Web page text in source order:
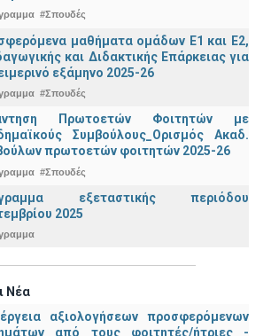
#Σπουδές
μαθήματα ομάδων Ε1 και Ε2,
και Διδακτικής Επάρκειας για
εξάμηνο 2025-26
#Σπουδές
Πρωτοετών Φοιτητών με
Συμβούλους_Ορισμός Ακαδ.
πρωτοετών φοιτητών 2025-26
#Σπουδές
εξεταστικής περιόδου
2025
Νέα
αξιολογήσεων προσφερόμενων
από τους φοιτητές/ήτριες -